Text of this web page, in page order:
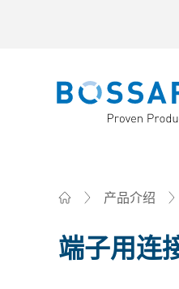
Bossard homepage
产品介绍
端子用连